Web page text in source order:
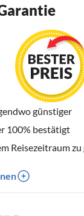
günstiger
100% bestätigt
Reisezeitraum